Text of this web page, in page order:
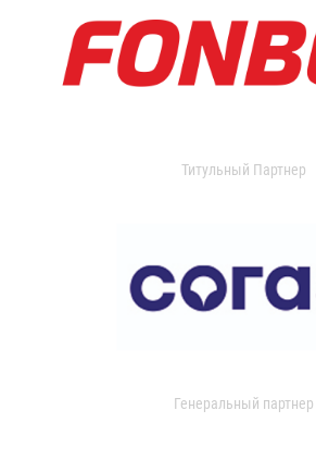
Титульный Партнер
Генеральный партнер